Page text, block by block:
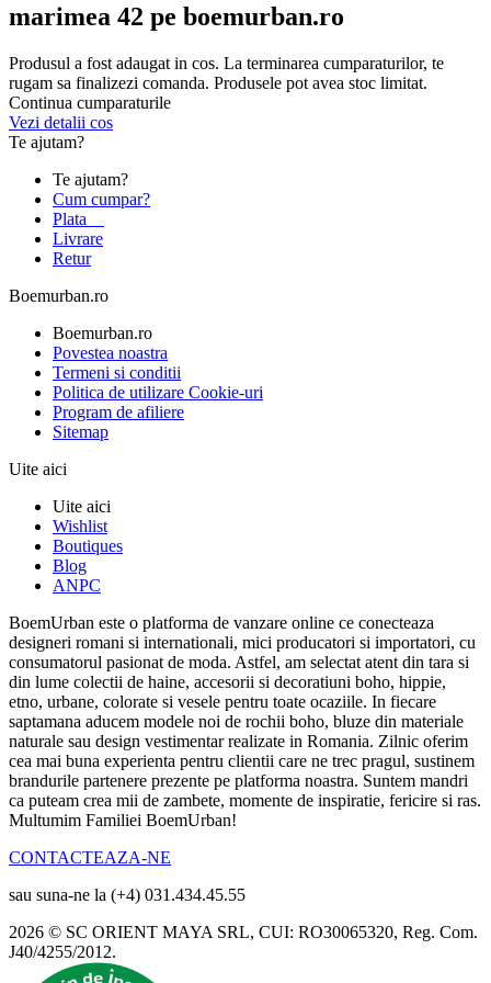
marimea 42 pe boemurban.ro
Produsul a fost adaugat in cos. La terminarea cumparaturilor, te
rugam sa finalizezi comanda. Produsele pot avea stoc limitat.
Continua cumparaturile
Vezi detalii cos
Te ajutam?
Te ajutam?
Cum cumpar?
Plata
Livrare
Retur
Boemurban.ro
Boemurban.ro
Povestea noastra
Termeni si conditii
Politica de utilizare Cookie-uri
Program de afiliere
Sitemap
Uite aici
Uite aici
Wishlist
Boutiques
Blog
ANPC
BoemUrban este o platforma de vanzare online ce conecteaza
designeri romani si internationali, mici producatori si importatori, cu
consumatorul pasionat de moda. Astfel, am selectat atent din tara si
din lume colectii de haine, accesorii si decoratiuni boho, hippie,
etno, urbane, colorate si vesele pentru toate ocaziile. In fiecare
saptamana aducem modele noi de rochii boho, bluze din materiale
naturale sau design vestimentar realizate in Romania. Zilnic oferim
cea mai buna experienta pentru clientii care ne trec pragul, sustinem
brandurile partenere prezente pe platforma noastra. Suntem mandri
ca puteam crea mii de zambete, momente de inspiratie, fericire si ras.
Multumim Familiei BoemUrban!
CONTACTEAZA-NE
sau suna-ne la (+4) 031.434.45.55
2026 © SC ORIENT MAYA SRL, CUI: RO30065320, Reg. Com.
J40/4255/2012.